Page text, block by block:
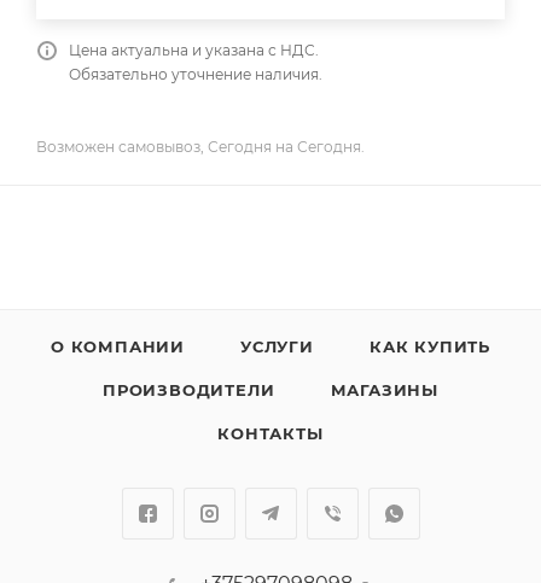
Цена актуальна и указана с НДС.
Обязательно уточнение наличия.
Возможен самовывоз, Сегодня на Сегодня.
О КОМПАНИИ УСЛУГИ КАК КУПИТЬ
ПРОИЗВОДИТЕЛИ МАГАЗИНЫ
КОНТАКТЫ